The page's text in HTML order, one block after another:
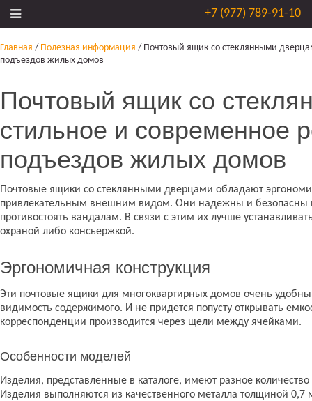
+7 (977) 789-91-10
Главная / Полезная информация / Почтовый ящик со стеклянными
подъездов жилых домов
Почтовый ящик со
стильное и современное
подъездов жилых домов
Почтовые ящики со стеклянными дверцами обладают
привлекательным внешним видом. Они надежны и безопасны
противостоять вандалам. В связи с этим их лучше
охраной либо консьержкой.
Эргономичная конструкция
Эти почтовые ящики для многоквартирных домов очень
видимость содержимого. И не придется попусту открывать
корреспонденции производится через щели между ячейками.
Особенности моделей
Изделия, представленные в каталоге, имеют разное
Изделия выполняются из качественного металла толщиной 0,7